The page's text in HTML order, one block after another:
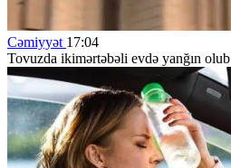
Cəmiyyət 17:04
Tovuzda ikimərtəbəli evdə yanğın olub